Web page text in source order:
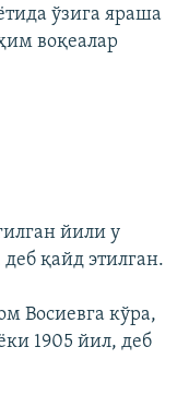
ўзига яраша
воқеалар
йили у
қайд этилган.
Восиевга кўра,
1905 йил, деб